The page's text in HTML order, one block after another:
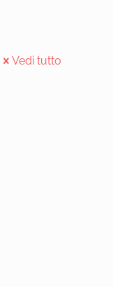
Vedi tutto